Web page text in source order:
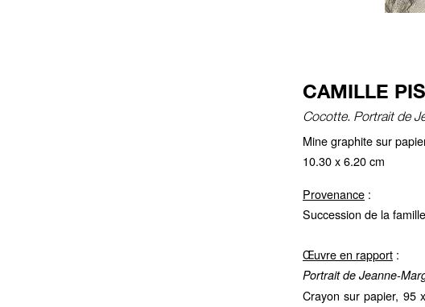
CAMILLE
Cocotte. Portrait de
Mine graphite sur
10.30 x 6.20 cm
Provenance :
Succession de la
Œuvre en rapport :
Portrait de Jeanne-
Crayon sur papier, 95